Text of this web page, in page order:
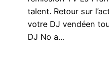
talent. Retour sur
votre DJ vendéen
DJ No a…